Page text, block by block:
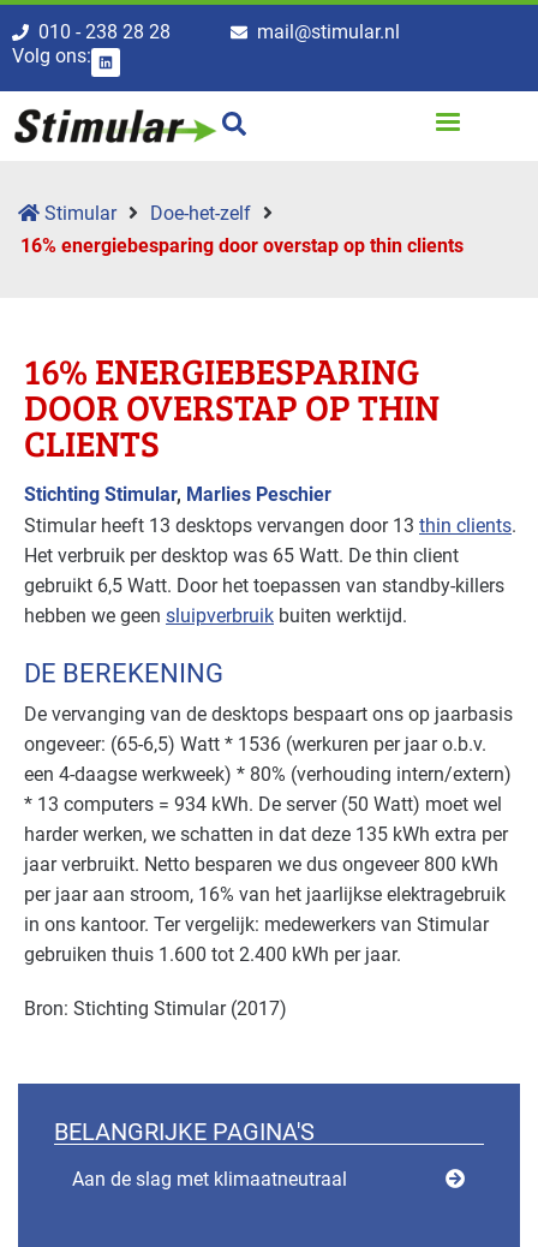
010 - 238 28 28
mail@stimular.nl
Volg ons:
Stimular
Doe-het-zelf
16% energie­besparing door overstap op thin clients
16% ENERGIE­BESPARING
DOOR OVERSTAP OP THIN
CLIENTS
Stichting Stimular, Marlies Peschier
Stimular heeft 13 desktops vervangen door 13 thin clients.
Het verbruik per desktop was 65 Watt. De thin client
gebruikt 6,5 Watt. Door het toepassen van standby-killers
hebben we geen sluipverbruik buiten werktijd.
DE BEREKENING
De vervanging van de desktops bespaart ons op jaarbasis
ongeveer: (65-6,5) Watt * 1536 (werkuren per jaar o.b.v.
een 4-daagse werkweek) * 80% (verhouding intern/extern)
* 13 computers = 934 kWh. De server (50 Watt) moet wel
harder werken, we schatten in dat deze 135 kWh extra per
jaar verbruikt. Netto besparen we dus ongeveer 800 kWh
per jaar aan stroom, 16% van het jaarlijkse elektragebruik
in ons kantoor. Ter vergelijk: medewerkers van Stimular
gebruiken thuis 1.600 tot 2.400 kWh per jaar.
Bron: Stichting Stimular (2017)
BELANGRIJKE PAGINA'S
Aan de slag met klimaatneutraal